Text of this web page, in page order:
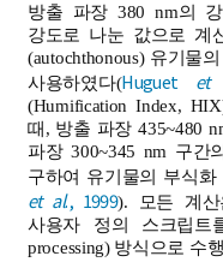
방출 파장 380 nm의
강도로 나눈 값으로 계
(autochthonous) 유기물
사용하였다(Huguet et
(Humification Index,
때, 방출 파장 435~480
파장 300~345 nm 구간
구하여 유기물의 부식
et al., 1999). 모든 계산
사용자 정의 스크립트
processing) 방식으로 수